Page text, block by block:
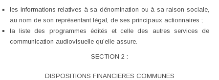
les informations relatives à sa dénomination ou à sa raison sociale,
au nom de son représentant légal, de ses principaux actionnaires ;
la liste des programmes édités et celle des autres services de
communication audiovisuelle qu’elle assure.
SECTION 2 :
DISPOSITIONS FINANCIERES COMMUNES